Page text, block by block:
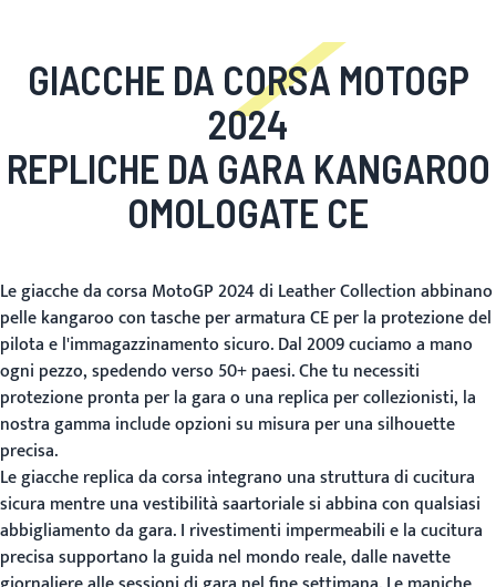
GIACCHE DA CORSA MOTOGP
2024
REPLICHE DA GARA KANGAROO
OMOLOGATE CE
Le giacche da corsa MotoGP 2024 di Leather Collection abbinano
pelle kangaroo con tasche per armatura CE per la protezione del
pilota e l'immagazzinamento sicuro. Dal 2009 cuciamo a mano
ogni pezzo, spedendo verso 50+ paesi. Che tu necessiti
protezione pronta per la gara o una replica per collezionisti, la
nostra gamma include opzioni su misura per una silhouette
precisa.
Le giacche replica da corsa integrano una struttura di cucitura
sicura mentre una vestibilità saartoriale si abbina con qualsiasi
abbigliamento da gara. I rivestimenti impermeabili e la cucitura
precisa supportano la guida nel mondo reale, dalle navette